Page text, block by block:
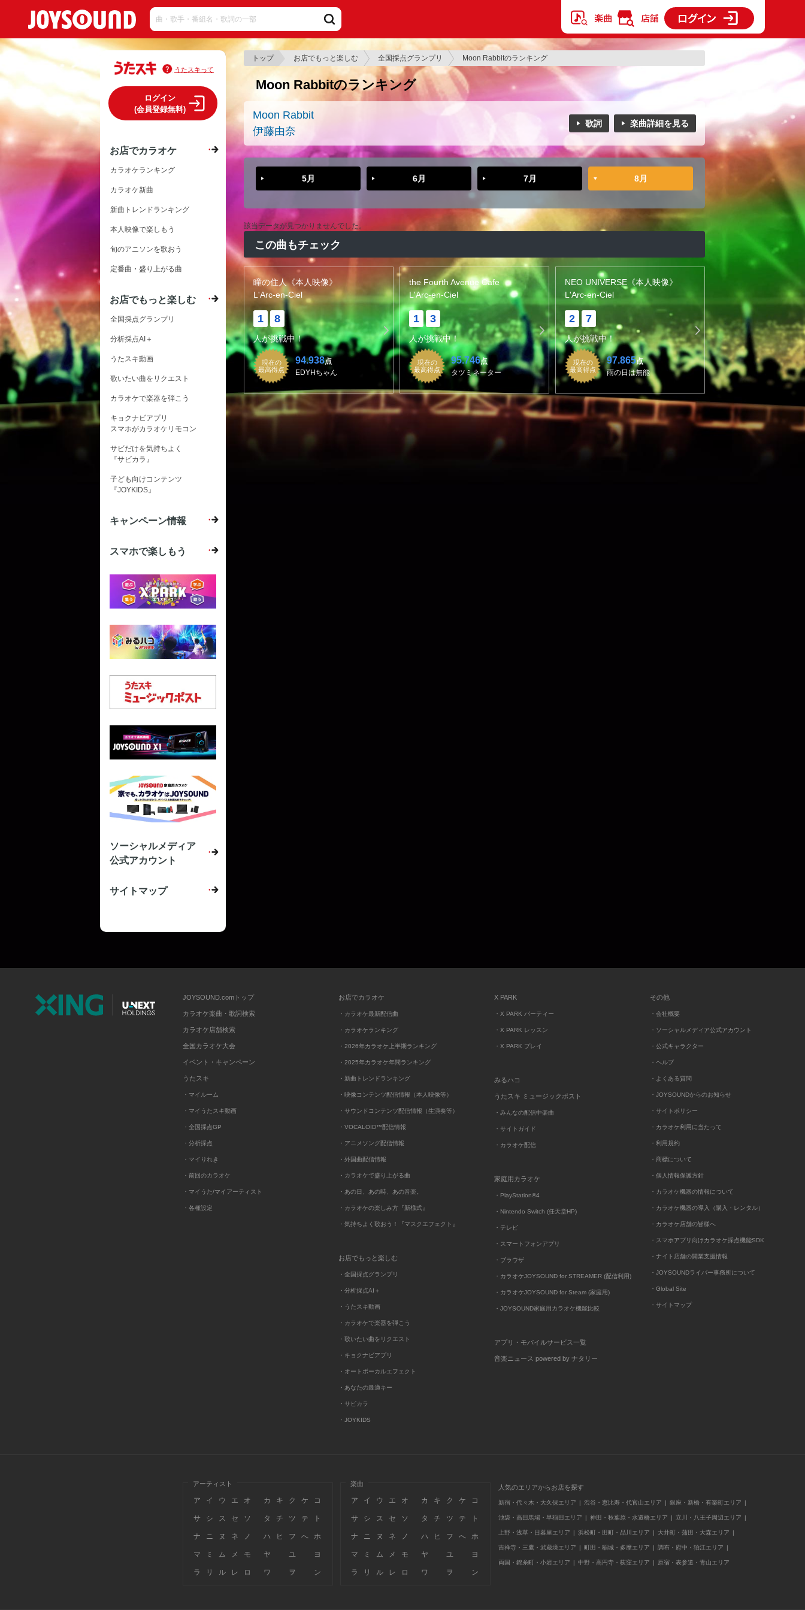
トップ お店でもっと楽しむ 全国採点グランプリ Moon Rabbitのランキング
Moon Rabbitのランキング
Moon Rabbit
伊藤由奈
歌詞 楽曲詳細を見る
5月 6月 7月 8月
該当データが見つかりませんでした。
この曲もチェック
瞳の住人《本人映像》
L'Arc-en-Ciel
1 8
人が挑戦中！
現在の
最高得点
94.938点
EDYHちゃん
the Fourth Avenue Cafe
L'Arc-en-Ciel
1 3
人が挑戦中！
現在の
最高得点
95.746点
タツミネーター
NEO UNIVERSE《本人映像》
L'Arc-en-Ciel
2 7
人が挑戦中！
現在の
最高得点
97.865点
雨の日は無能
うたスキって
ログイン
(会員登録無料)
お店でカラオケ
カラオケランキング
カラオケ新曲
新曲トレンドランキング
本人映像で楽しもう
旬のアニソンを歌おう
定番曲・盛り上がる曲
お店でもっと楽しむ
全国採点グランプリ
分析採点AI＋
うたスキ動画
歌いたい曲をリクエスト
カラオケで楽器を弾こう
キョクナビアプリ
スマホがカラオケリモコン
サビだけを気持ちよく
『サビカラ』
子ども向けコンテンツ
『JOYKIDS』
キャンペーン情報
スマホで楽しもう
ソーシャルメディア
公式アカウント
サイトマップ
JOYSOUND.comトップ
カラオケ楽曲・歌詞検索
カラオケ店舗検索
全国カラオケ大会
イベント・キャンペーン
うたスキ
・マイルーム
・マイうたスキ動画
・全国採点GP
・分析採点
・マイりれき
・前回のカラオケ
・マイうた/マイアーティスト
・各種設定
お店でカラオケ
・カラオケ最新配信曲
・カラオケランキング
・2026年カラオケ上半期ランキング
・2025年カラオケ年間ランキング
・新曲トレンドランキング
・映像コンテンツ配信情報（本人映像等）
・サウンドコンテンツ配信情報（生演奏等）
・VOCALOID™配信情報
・アニメソング配信情報
・外国曲配信情報
・カラオケで盛り上がる曲
・あの日、あの時、あの音楽。
・カラオケの楽しみ方『新様式』
・気持ちよく歌おう！『マスクエフェクト』
お店でもっと楽しむ
・全国採点グランプリ
・分析採点AI＋
・うたスキ動画
・カラオケで楽器を弾こう
・歌いたい曲をリクエスト
・キョクナビアプリ
・オートボーカルエフェクト
・あなたの最適キー
・サビカラ
・JOYKIDS
X PARK
・X PARK パーティー
・X PARK レッスン
・X PARK プレイ
みるハコ
うたスキ ミュージックポスト
・みんなの配信中楽曲
・サイトガイド
・カラオケ配信
家庭用カラオケ
・PlayStation®4
・Nintendo Switch (任天堂HP)
・テレビ
・スマートフォンアプリ
・ブラウザ
・カラオケJOYSOUND for STREAMER (配信利用)
・カラオケJOYSOUND for Steam (家庭用)
・JOYSOUND家庭用カラオケ機能比較
アプリ・モバイルサービス一覧
音楽ニュース powered by ナタリー
その他
・会社概要
・ソーシャルメディア公式アカウント
・公式キャラクター
・ヘルプ
・よくある質問
・JOYSOUNDからのお知らせ
・サイトポリシー
・カラオケ利用に当たって
・利用規約
・商標について
・個人情報保護方針
・カラオケ機器の情報について
・カラオケ機器の導入（購入・レンタル）
・カラオケ店舗の皆様へ
・スマホアプリ向けカラオケ採点機能SDK
・ナイト店舗の開業支援情報
・JOYSOUNDライバー事務所について
・Global Site
・サイトマップ
アーティスト
ア イ ウ エ オ カ キ ク ケ コ
サ シ ス セ ソ タ チ ツ テ ト
ナ ニ ヌ ネ ノ ハ ヒ フ へ ホ
マ ミ ム メ モ ヤ ユ ヨ
ラ リ ル レ ロ ワ ヲ ン
楽曲
ア イ ウ エ オ カ キ ク ケ コ
サ シ ス セ ソ タ チ ツ テ ト
ナ ニ ヌ ネ ノ ハ ヒ フ へ ホ
マ ミ ム メ モ ヤ ユ ヨ
ラ リ ル レ ロ ワ ヲ ン
人気のエリアからお店を探す
新宿・代々木・大久保エリア 渋谷・恵比寿・代官山エリア 銀座・新橋・有楽町エリア
池袋・高田馬場・早稲田エリア 神田・秋葉原・水道橋エリア 立川・八王子周辺エリア
上野・浅草・日暮里エリア 浜松町・田町・品川エリア 大井町・蒲田・大森エリア
吉祥寺・三鷹・武蔵境エリア 町田・稲城・多摩エリア 調布・府中・狛江エリア
両国・錦糸町・小岩エリア 中野・高円寺・荻窪エリア 原宿・表参道・青山エリア